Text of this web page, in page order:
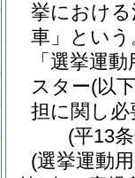
挙におけ
車」という
「選挙運
スター(以
担に関し
(平13
(選挙運動